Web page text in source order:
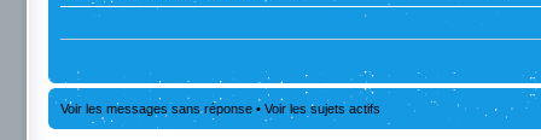
Voir les messages sans réponse • Voir les sujets actifs